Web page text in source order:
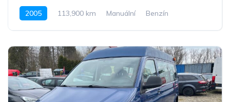
2005 113,900 km Manuální
Benzín